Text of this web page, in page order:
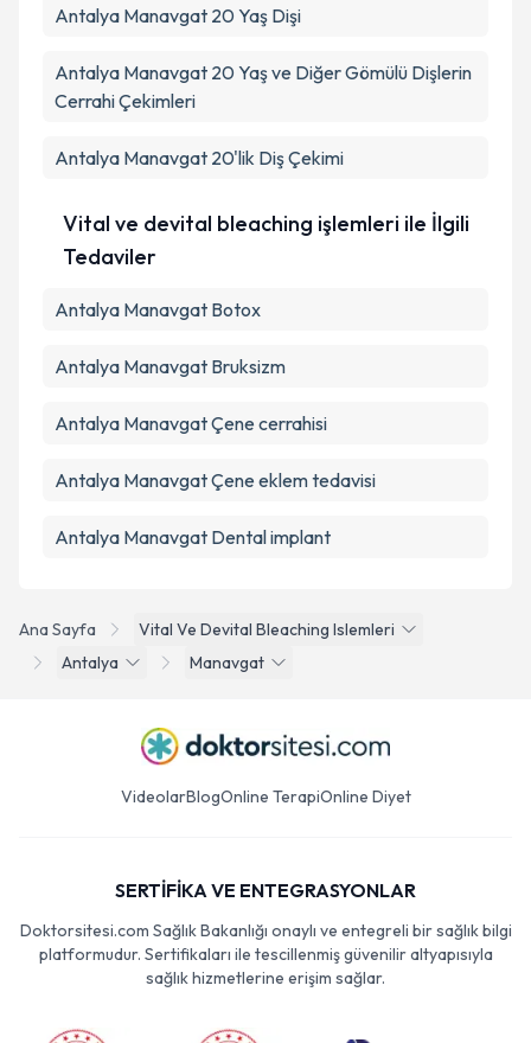
Ana Sayfa
Vital Ve Devital Bleaching Islemleri
Antalya
Manavgat
Antalya Manavgat 20 Yaş Dişi
Antalya Manavgat 20 Yaş ve Diğer Gömülü Dişlerin
Cerrahi Çekimleri
Antalya Manavgat 20'lik Diş Çekimi
Vital ve devital bleaching işlemleri ile İlgili
Tedaviler
Antalya Manavgat Botox
Antalya Manavgat Bruksizm
Antalya Manavgat Çene cerrahisi
Antalya Manavgat Çene eklem tedavisi
Antalya Manavgat Dental implant
VideolarBlogOnline TerapiOnline Diyet
SERTİFİKA VE ENTEGRASYONLAR
Doktorsitesi.com Sağlık Bakanlığı onaylı ve entegreli bir sağlık bilgi
platformudur. Sertifikaları ile tescillenmiş güvenilir altyapısıyla
sağlık hizmetlerine erişim sağlar.